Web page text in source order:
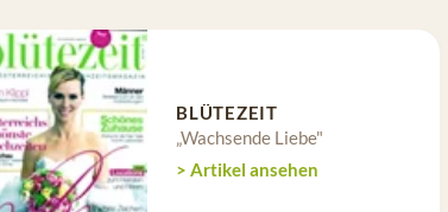
BLÜTEZEIT
„Wachsende Liebe"
> Artikel ansehen